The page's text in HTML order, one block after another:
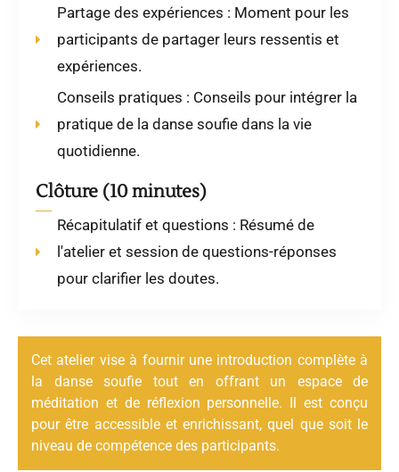
Partage des expériences : Moment pour les
participants de partager leurs ressentis et
expériences.
Conseils pratiques : Conseils pour intégrer la
pratique de la danse soufie dans la vie
quotidienne.
Clôture (10 minutes)
Récapitulatif et questions : Résumé de
l'atelier et session de questions-réponses
pour clarifier les doutes.
Cet atelier vise à fournir une introduction complète à
la danse soufie tout en offrant un espace de
méditation et de réflexion personnelle. Il est conçu
pour être accessible et enrichissant, quel que soit le
niveau de compétence des participants.